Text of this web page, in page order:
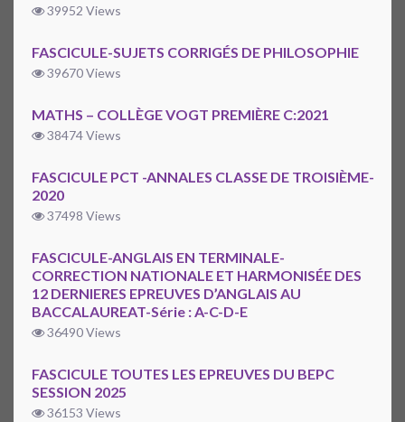
39952 Views
FASCICULE-SUJETS CORRIGÉS DE PHILOSOPHIE
39670 Views
MATHS – COLLÈGE VOGT PREMIÈRE C:2021
38474 Views
FASCICULE PCT -ANNALES CLASSE DE TROISIÈME-
2020
37498 Views
FASCICULE-ANGLAIS EN TERMINALE-
CORRECTION NATIONALE ET HARMONISÉE DES
12 DERNIERES EPREUVES D’ANGLAIS AU
BACCALAUREAT-Série : A-C-D-E
36490 Views
FASCICULE TOUTES LES EPREUVES DU BEPC
SESSION 2025
36153 Views